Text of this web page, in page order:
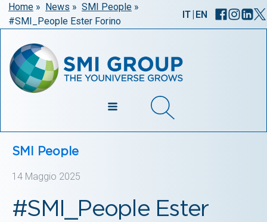
Home » News » SMI People »
#SMI_People Ester Forino
IT| EN
SMI People
14 Maggio 2025
#SMI_People Ester